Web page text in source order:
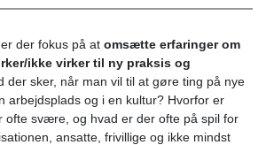
der fokus på at omsætte erfaringer om
ikke virker til ny praksis og
der sker, når man vil til at gøre ting på nye
arbejdsplads og i en kultur? Hvorfor er
ofte svære, og hvad er der ofte på spil for
ansatte, frivillige og ikke mindst